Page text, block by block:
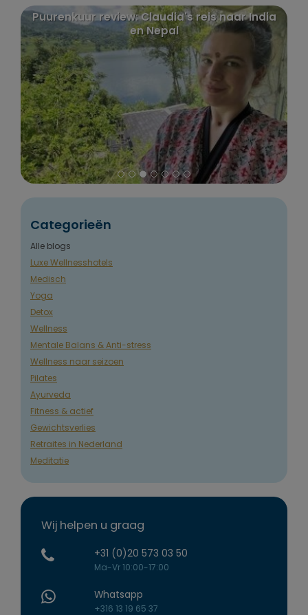
Puurenkuur review: Claudia's reis naar India
en Nepal
Categorieën
Alle blogs
Luxe Wellnesshotels
Medisch
Yoga
Detox
Wellness
Mentale Balans & Anti-stress
Wellness naar seizoen
Pilates
Ayurveda
Fitness & actief
Gewichtsverlies
Retraites in Nederland
Meditatie
Wij helpen u graag
+31 (0)20 573 03 50
Ma-Vr 10:00-17:00
Whatsapp
+316 13 19 65 37